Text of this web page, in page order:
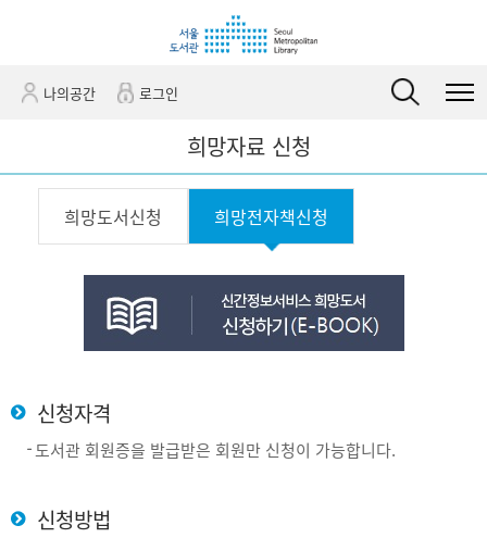
k
기
나의공간 로그인
희망자료 신청
희망도서신청 희망전자책신청
신청자격
도서관 회원증을 발급받은 회원만 신청이 가능합니다.
신청방법